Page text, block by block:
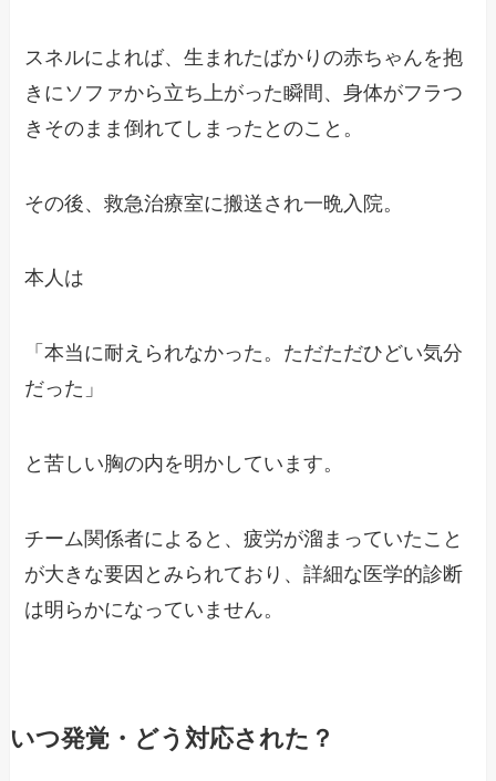
スネルによれば、生まれたばかりの赤ちゃんを抱
きにソファから立ち上がった瞬間、身体がフラつ
きそのまま倒れてしまったとのこと。
その後、救急治療室に搬送され一晩入院。
本人は
「本当に耐えられなかった。ただただひどい気分
だった」
と苦しい胸の内を明かしています。
チーム関係者によると、疲労が溜まっていたこと
が大きな要因とみられており、詳細な医学的診断
は明らかになっていません。
いつ発覚・どう対応された？